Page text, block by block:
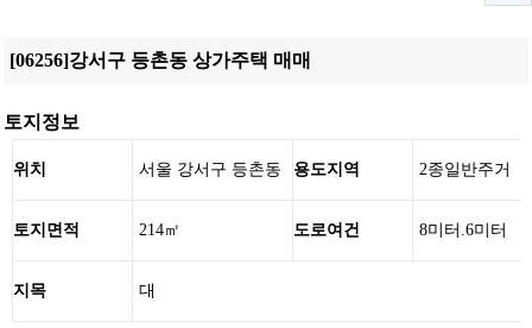
[06256]강서구 등촌동 상가주택 매매
토지정보
위치 서울 강서구 등촌동 용도지역 2종일반주거
토지면적 214㎡ 도로여건 8미터.6미터
지목 대